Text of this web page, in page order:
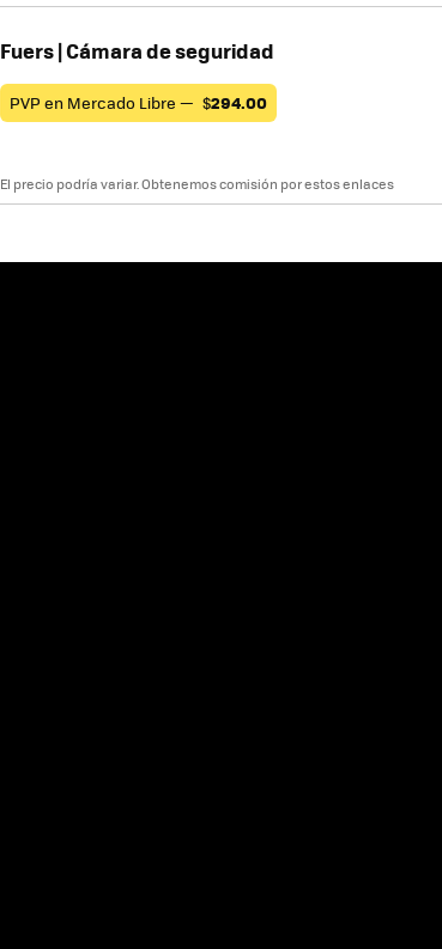
Fuers | Cámara de seguridad
PVP en Mercado Libre — $294.00
El precio podría variar. Obtenemos comisión por estos enlaces